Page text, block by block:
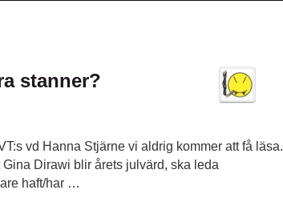
stanner?
vd Hanna Stjärne vi aldrig kommer att få läsa.
Dirawi blir årets julvärd, ska leda
haft/har …